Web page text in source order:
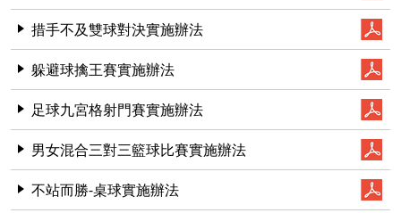
措手不及雙球對決實施辦法
躲避球擒王賽實施辦法
足球九宮格射門賽實施辦法
男女混合三對三籃球比賽實施辦法
不站而勝-桌球實施辦法